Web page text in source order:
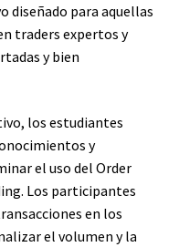
diseñado para aquellas
traders expertos y
y bien
los estudiantes
y
el uso del Order
Los participantes
en los
el volumen y la